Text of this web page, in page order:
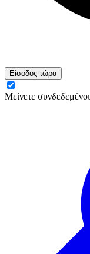
Είσοδος τώρα
Μείνετε συνδεδεμένοι